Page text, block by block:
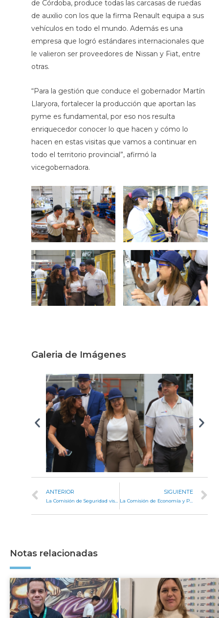
de Córdoba, produce todas las carcasas de ruedas
de auxilio con los que la firma Renault equipa a sus
vehículos en todo el mundo. Además es una
empresa que logró estándares internacionales que
le valieron ser proveedores de Nissan y Fiat, entre
otras.
“Para la gestión que conduce el gobernador Martín
Llaryora, fortalecer la producción que aportan las
pyme es fundamental, por eso nos resulta
enriquecedor conocer lo que hacen y cómo lo
hacen en estas visitas que vamos a continuar en
todo el territorio provincial”, afirmó la
vicegobernadora.
Galeria de Imágenes
ANTERIOR
La Comisión de Seguridad visitó los centros de comunicaciones y videovigilancia de la Policía
SIGUIENTE
La Comisión de Economía y Presupuesto tuvo su primera reunión de trabajo
Notas relacionadas